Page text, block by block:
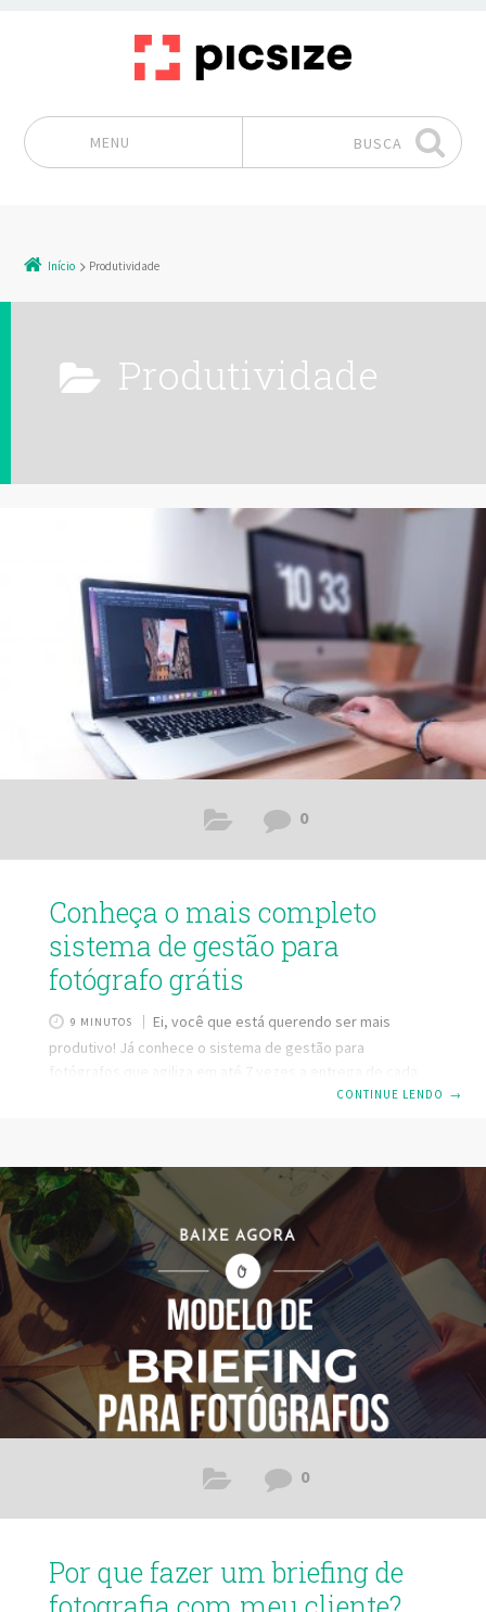
MENU BUSCA
Início Produtividade
Produtividade
0
Conheça o mais completo
sistema de gestão para
fotógrafo grátis
9 MINUTOS
Ei, você que está querendo ser mais
produtivo! Já conhece o sistema de gestão para
fotógrafos que agiliza em até 7 vezes a entrega de cada
trabalho? Esse é o sistema Galery Pro da Picsize. Ele é um
começar a experimentar agora! Esse sistema vai otimizar o
tempo gasto, porque é uma ferramenta inovadora, feita
exclusivamente para os fotógrafos que precisam se
CONTINUE LENDO →
0
Por que fazer um briefing de